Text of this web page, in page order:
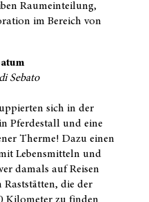
Raumeinteilung,
im Bereich von
Sebato
sich in der
Pferdestall und eine
Therme! Dazu einen
Lebensmitteln und
damals auf Reisen
Raststätten, die der